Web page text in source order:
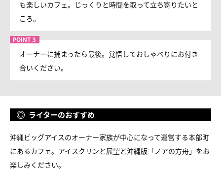
も楽しいカフェ。じっくりと時間を取って立ち寄りたいと
ころ。
オーナーに捕まったら最後。覚悟しておしゃべりにお付き
合いください。
ライターのおすすめ
沖縄ビッグアイスのオーナー家族が中心になって運営する本部町
にあるカフェ。アイスクリンと展望と沖縄版「ノアの方舟」をお
楽しみください。